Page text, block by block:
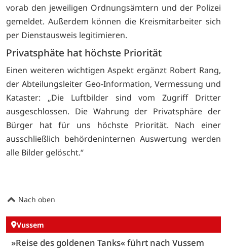
vorab den jeweiligen Ordnungsämtern und der Polizei
gemeldet. Außerdem können die Kreismitarbeiter sich
per Dienstausweis legitimieren.
Privatsphäte hat höchste Priorität
Einen weiteren wichtigen Aspekt ergänzt Robert Rang,
der Abteilungsleiter Geo-Information, Vermessung und
Kataster: „Die Luftbilder sind vom Zugriff Dritter
ausgeschlossen. Die Wahrung der Privatsphäre der
Bürger hat für uns höchste Priorität. Nach einer
ausschließlich behördeninternen Auswertung werden
alle Bilder gelöscht.“
Nach oben
Vussem
»Reise des goldenen Tanks« führt nach Vussem